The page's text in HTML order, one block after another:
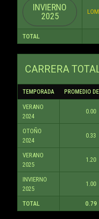
INVIERNO
2025
TOTAL
CARRERA
TEMPORADA PROMEDIO
VERANO
2024
0.00
OTOÑO
2024
0.33
VERANO
2025
1.20
INVIERNO
2025
1.00
TOTAL 0.79